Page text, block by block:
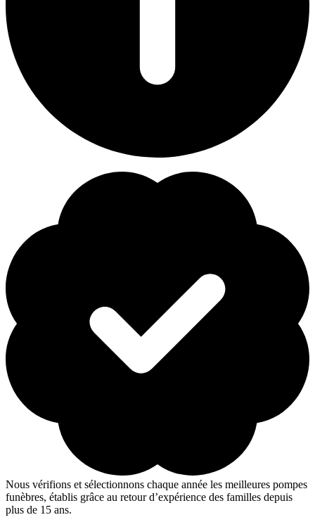
Nous vérifions et sélectionnons chaque année les meilleures pompes
funèbres, établis grâce au retour d’expérience des familles depuis
plus de 15 ans.